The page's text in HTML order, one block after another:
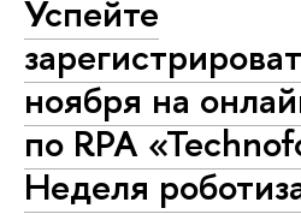
Успейте
ноября на
по RPA
Неделя